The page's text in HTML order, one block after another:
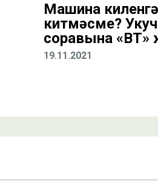
Машина киленгә
китмәсме?
соравына «ВТ»
19.11.2021